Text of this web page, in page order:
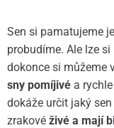
Sen si pamatujeme
probudíme. Ale lze
dokonce si můžeme
sny pomíjivé a
dokáže určit jaký
zrakové živé a mají